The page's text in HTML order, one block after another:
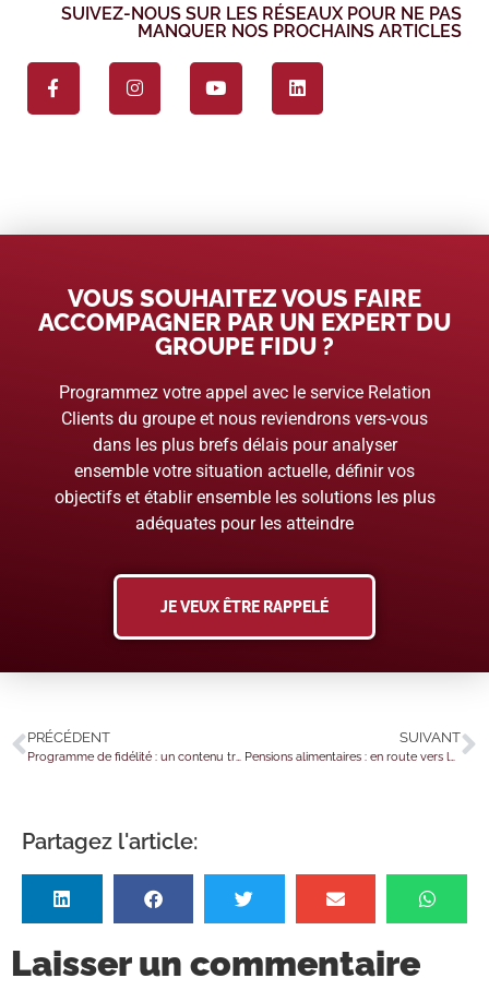
SUIVEZ-NOUS SUR LES RÉSEAUX POUR NE PAS
MANQUER NOS PROCHAINS ARTICLES
VOUS SOUHAITEZ VOUS FAIRE
ACCOMPAGNER PAR UN EXPERT DU
GROUPE FIDU ?
Programmez votre appel avec le service Relation
Clients du groupe et nous reviendrons vers-vous
dans les plus brefs délais pour analyser
ensemble votre situation actuelle, définir vos
objectifs et établir ensemble les solutions les plus
adéquates pour les atteindre
JE VEUX ÊTRE RAPPELÉ
PRÉCÉDENT
Programme de fidélité : un contenu très personnel
SUIVANT
Pensions alimentaires : en route vers la défiscalisation ?
Partagez l'article:
Laisser un commentaire